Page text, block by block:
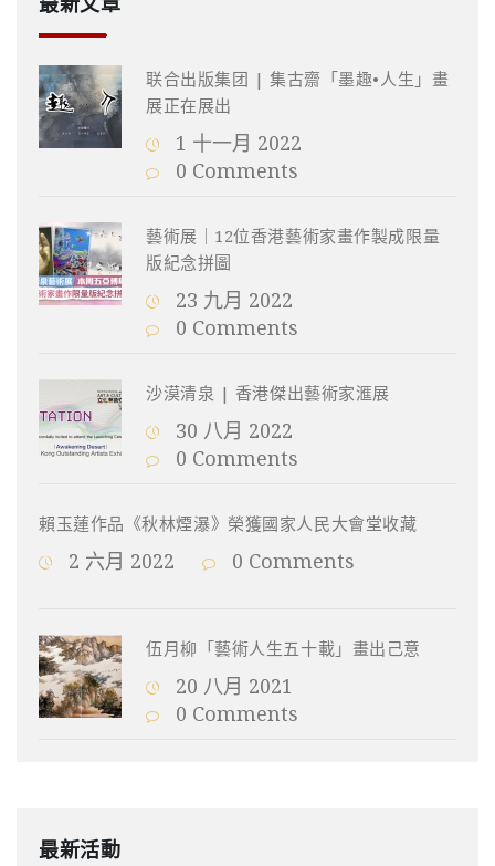
联合出版集团 | 集古齋「墨趣•人生」畫
展正在展出
1 十一月 2022
0 Comments
藝術展｜12位香港藝術家畫作製成限量
版紀念拼圖
23 九月 2022
0 Comments
沙漠清泉 | 香港傑出藝術家滙展
30 八月 2022
0 Comments
賴玉蓮作品《秋林煙瀑》榮獲國家人民大會堂收藏
2 六月 2022 0 Comments
伍月柳「藝術人生五十載」畫出己意
20 八月 2021
0 Comments
最新活動